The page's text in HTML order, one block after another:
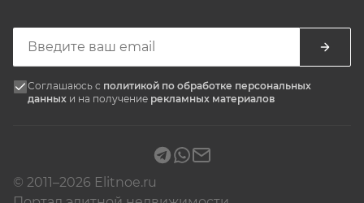
Соглашаюсь с политикой по обработке персональных
данных и на получение рекламных материалов
© 2011–2026 Elitnoe.ru